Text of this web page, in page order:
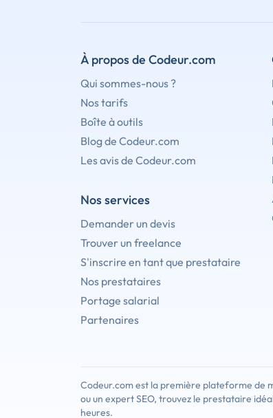
À propos de Codeur.com
Qui sommes-nous ?
Nos tarifs
Boîte à outils
Blog de Codeur.com
Les avis de Codeur.com
Nos services
Demander un devis
Trouver un freelance
S'inscrire en tant que prestataire
Nos prestataires
Portage salarial
Partenaires
Codeur.com est la première plateforme de
ou un expert SEO, trouvez le prestataire
heures.